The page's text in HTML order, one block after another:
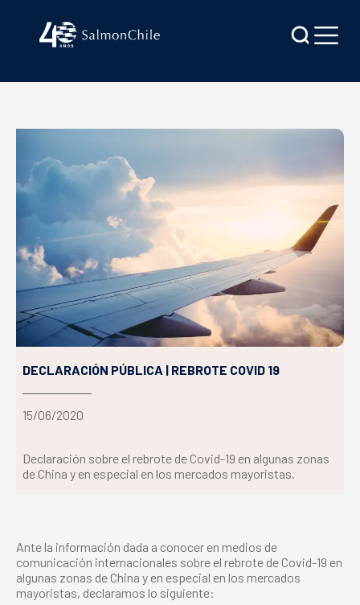
DECLARACIÓN PÚBLICA | REBROTE COVID 19
15/06/2020
Declaración sobre el rebrote de Covid-19 en algunas zonas
de China y en especial en los mercados mayoristas.
Ante la información dada a conocer en medios de
comunicación internacionales sobre el rebrote de Covid-19 en
algunas zonas de China y en especial en los mercados
mayoristas, declaramos lo siguiente: